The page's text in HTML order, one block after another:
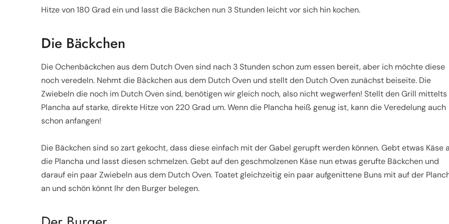
Hitze von 180 Grad ein und lasst die Bäckchen nun 3 Stunden leicht vor sich hin kochen.
Die Bäckchen
Die Ochenbäckchen aus dem Dutch Oven sind nach 3 Stunden schon zum essen bereit, aber ich möchte diese
noch veredeln. Nehmt die Bäckchen aus dem Dutch Oven und stellt den Dutch Oven zunächst beiseite. Die
Zwiebeln die noch im Dutch Oven sind, benötigen wir gleich noch, also nicht wegwerfen! Stellt den Grill mittelts
Plancha auf starke, direkte Hitze von 220 Grad um. Wenn die Plancha heiß genug ist, kann die Veredelung auch
schon anfangen!
Die Bäckchen sind so zart gekocht, dass diese einfach mit der Gabel gerupft werden können. Gebt etwas Käse
die Plancha und lasst diesen schmelzen. Gebt auf den geschmolzenen Käse nun etwas gerufte Bäckchen und
darauf ein paar Zwiebeln aus dem Dutch Oven. Toatet gleichzeitig ein paar aufgenittene Buns mit auf der
an und schön könnt Ihr den Burger belegen.